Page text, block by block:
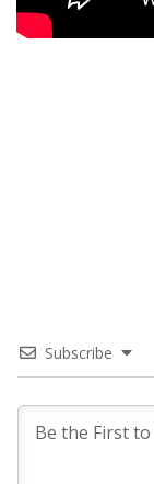
Subscribe